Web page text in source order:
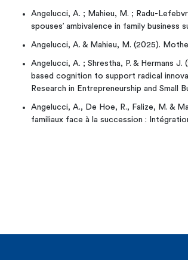
Angelucci, A. ; Mahieu, M. ; Radu-
spouses’ ambivalence in family business
Angelucci, A. & Mahieu, M. (2025).
Angelucci, A. ; Shrestha, P. & Hermans
based cognition to support radical
Research in Entrepreneurship and Small
Angelucci, A., De Hoe, R., Falize, M. &
familiaux face à la succession :